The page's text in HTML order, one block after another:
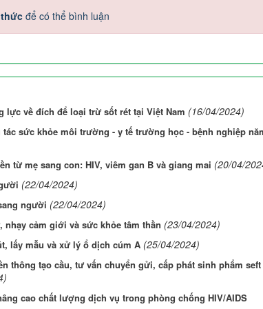
để có thể bình luận
lực về đích để loại trừ sốt rét tại Việt Nam (16/04/2024)
sức khỏe môi trường - y tế trường học - bệnh nghiệp
từ mẹ sang con: HIV, viêm gan B và giang mai (20/04/
(22/04/2024)
người (22/04/2024)
cảm giới và sức khỏe tâm thần (23/04/2024)
lấy mẫu và xử lý ổ dịch cúm A (25/04/2024)
thông tạo cầu, tư vấn chuyển gửi, cấp phát sinh phẩm seft
cao chất lượng dịch vụ trong phòng chống HIV/AIDS